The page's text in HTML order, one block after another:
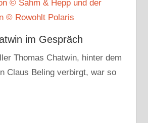
im Gespräch
Thomas Chatwin, hinter dem
Claus Beling verbirgt, war so